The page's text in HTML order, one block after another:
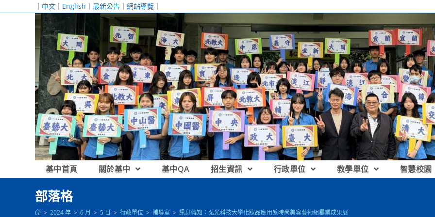
｜ 中文 ｜ English ｜ 最新公告 ｜ 網站導覽 ｜
基中首頁 關於基中 基中QA 招生資訊 行政單位 教學單位 智慧校園
部落格
> 2024 年 > 6 月 > 5 日 > 行政單位 > 輔導室 > 訊息轉知：弘光科技大學化妝品應用系時尚美容藝術組畢業成果展